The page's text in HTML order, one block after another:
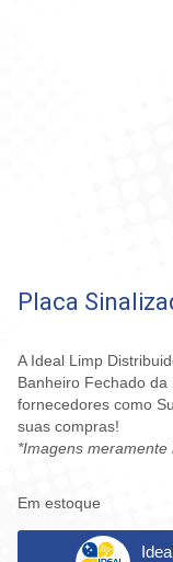
Placa
A Ideal Limp
Banheiro Fechado
fornecedores como
suas compras!
*Imagens meramente
Em estoque